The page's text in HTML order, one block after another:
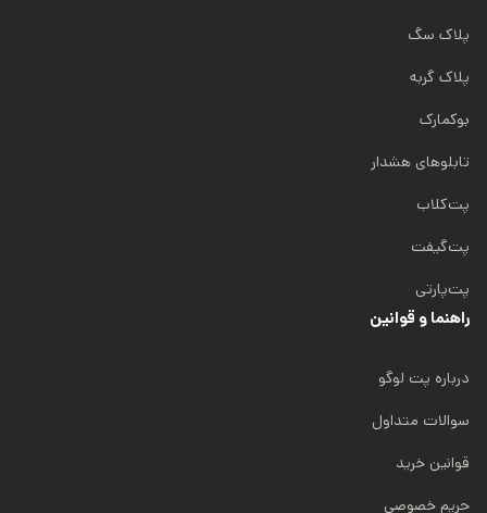
پلاک سگ
پلاک گربه
بوکمارک
تابلوهای هشدار
پت‌کلاب
پت‌گیفت
پت‌پارتی
راهنما و قوانین
درباره پت لوگو
سوالات متداول
قوانین خرید
حریم خصوصی